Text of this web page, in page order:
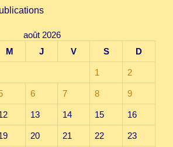
août 2026
M J V S D
1 2
6 7 8 9
13 14 15 16
20 21 22 23